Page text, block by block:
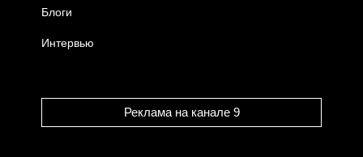
Блоги
Интервью
Реклама на канале 9